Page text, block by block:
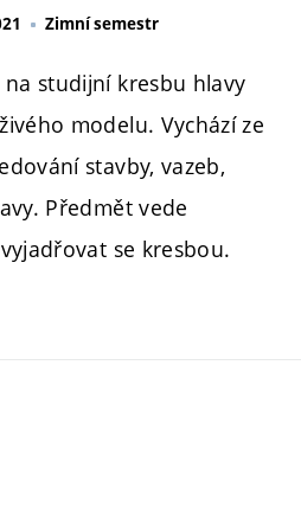
Zimní semestr
studijní kresbu hlavy
modelu. Vychází ze
stavby, vazeb,
Předmět vede
se kresbou.